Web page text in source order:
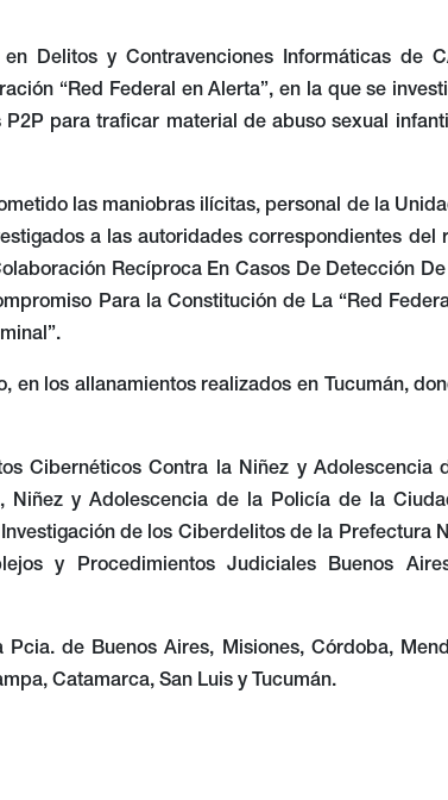
Delitos y Contravenciones Informáticas de
“Red Federal en Alerta”, en la que se
para traficar material de abuso sexual
las maniobras ilícitas, personal de la
a las autoridades correspondientes del
Recíproca En Casos De Detección
Para la Constitución de La “Red
en los allanamientos realizados en Tucumán,
Cibernéticos Contra la Niñez y Adolescencia
Niñez y Adolescencia de la Policía de la
de los Ciberdelitos de la Prefectura
y Procedimientos Judiciales Buenos
de Buenos Aires, Misiones, Córdoba,
Catamarca, San Luis y Tucumán.